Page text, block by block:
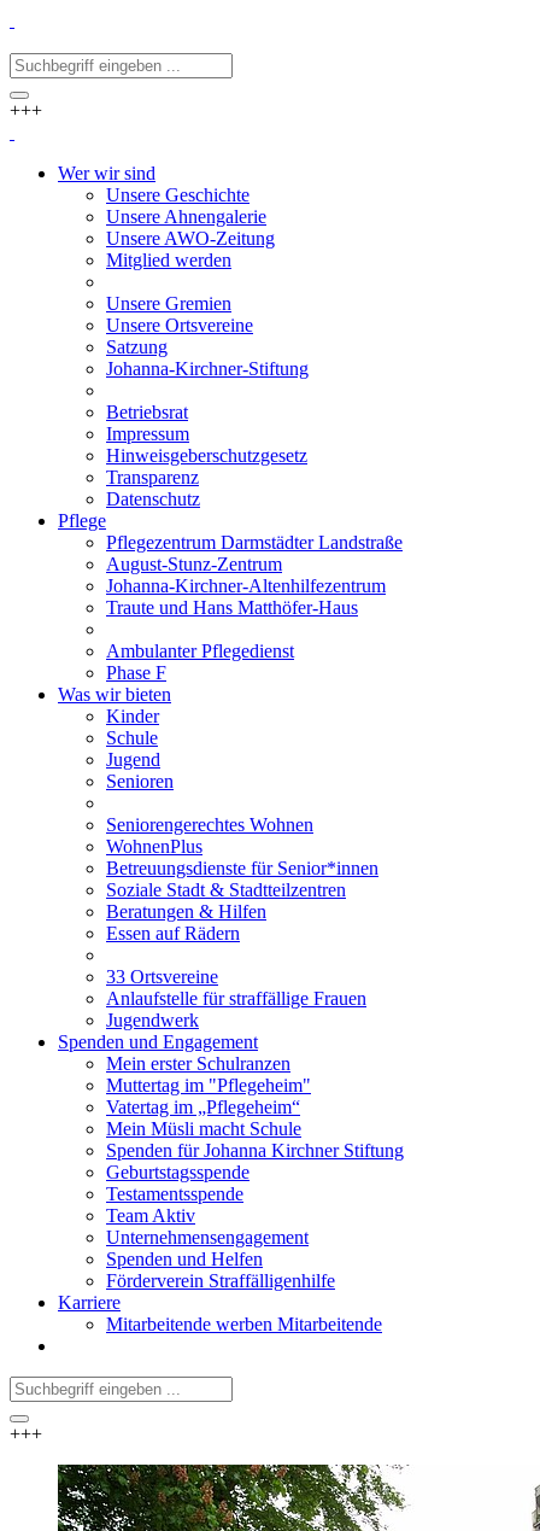
+++
Wer wir sind
Unsere Geschichte
Unsere Ahnengalerie
Unsere AWO-Zeitung
Mitglied werden
Unsere Gremien
Unsere Ortsvereine
Satzung
Johanna-Kirchner-Stiftung
Betriebsrat
Impressum
Hinweisgeberschutzgesetz
Transparenz
Datenschutz
Pflege
Pflegezentrum Darmstädter Landstraße
August-Stunz-Zentrum
Johanna-Kirchner-Altenhilfezentrum
Traute und Hans Matthöfer-Haus
Ambulanter Pflegedienst
Phase F
Was wir bieten
Kinder
Schule
Jugend
Senioren
Seniorengerechtes Wohnen
WohnenPlus
Betreuungsdienste für Senior*innen
Soziale Stadt & Stadtteilzentren
Beratungen & Hilfen
Essen auf Rädern
33 Ortsvereine
Anlaufstelle für straffällige Frauen
Jugendwerk
Spenden und Engagement
Mein erster Schulranzen
Muttertag im "Pflegeheim"
Vatertag im „Pflegeheim“
Mein Müsli macht Schule
Spenden für Johanna Kirchner Stiftung
Geburtstagsspende
Testamentsspende
Team Aktiv
Unternehmensengagement
Spenden und Helfen
Förderverein Straffälligenhilfe
Karriere
Mitarbeitende werben Mitarbeitende
+++